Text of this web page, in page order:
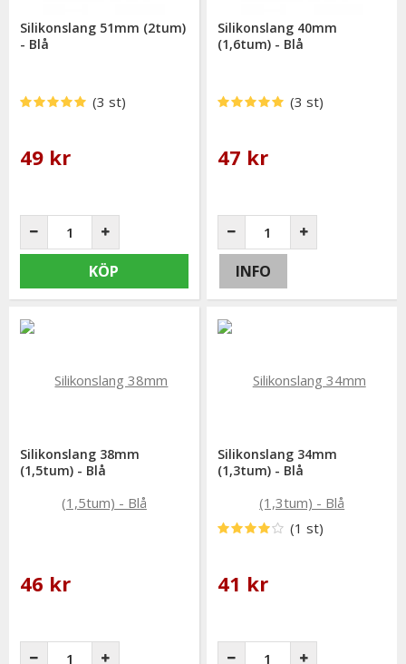
Silikonslang 51mm (2tum)
- Blå
(3 st)
49 kr
KÖP
Silikonslang 40mm
(1,6tum) - Blå
(3 st)
47 kr
INFO
Silikonslang 38mm
(1,5tum) - Blå
46 kr
Silikonslang 34mm
(1,3tum) - Blå
(1 st)
41 kr